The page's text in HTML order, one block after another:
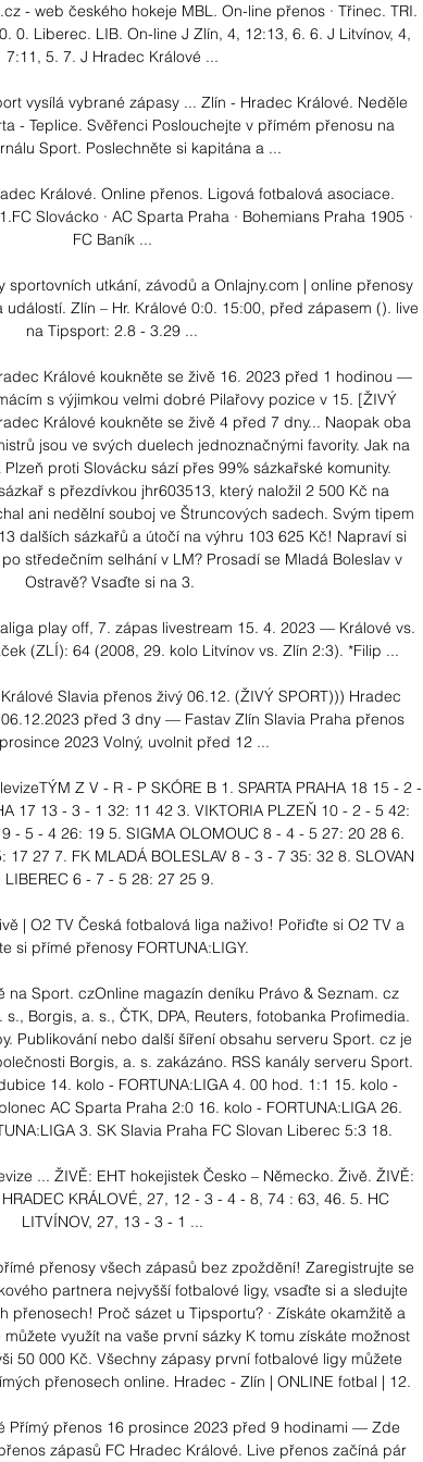
- web českého hokeje MBL. On-line přenos · Třinec. TRI.
0. Liberec. LIB. On-line J Zlín, 4, 12:13, 6. 6. J Litvínov, 4,
7:11, 5. 7. J Hradec Králové ...
vysílá vybrané zápasy ... Zlín - Hradec Králové. Neděle
- Teplice. Svěřenci Poslouchejte v přímém přenosu na
Sport. Poslechněte si kapitána a ...
Králové. Online přenos. Ligová fotbalová asociace.
Slovácko · AC Sparta Praha · Bohemians Praha 1905 ·
FC Baník ...
sportovních utkání, závodů a Onlajny.com | online přenosy
Zlín – Hr. Králové 0:0. 15:00, před zápasem (). live
na Tipsport: 2.8 - 3.29 ...
Králové koukněte se živě 16. 2023 před 1 hodinou —
s výjimkou velmi dobré Pilařovy pozice v 15. [ŽIVÝ
Králové koukněte se živě 4 před 7 dny... Naopak oba
jsou ve svých duelech jednoznačnými favority. Jak na
proti Slovácku sází přes 99% sázkařské komunity.
s přezdívkou jhr603513, který naložil 2 500 Kč na
ani nedělní souboj ve Štruncových sadech. Svým tipem
dalších sázkařů a útočí na výhru 103 625 Kč! Napraví si
středečním selhání v LM? Prosadí se Mladá Boleslav v
Ostravě? Vsaďte si na 3.
play off, 7. zápas livestream 15. 4. 2023 — Králové vs.
(ZLÍ): 64 (2008, 29. kolo Litvínov vs. Zlín 2:3). *Filip ...
Slavia přenos živý 06.12. (ŽIVÝ SPORT))) Hradec
před 3 dny — Fastav Zlín Slavia Praha přenos
2023 Volný, uvolnit před 12 ...
Z V - R - P SKÓRE B 1. SPARTA PRAHA 18 15 - 2 -
17 13 - 3 - 1 32: 11 42 3. VIKTORIA PLZEŇ 10 - 2 - 5 42:
- 5 - 4 26: 19 5. SIGMA OLOMOUC 8 - 4 - 5 27: 20 28 6.
17 27 7. FK MLADÁ BOLESLAV 8 - 3 - 7 35: 32 8. SLOVAN
LIBEREC 6 - 7 - 5 28: 27 25 9.
| O2 TV Česká fotbalová liga naživo! Pořiďte si O2 TV a
si přímé přenosy FORTUNA:LIGY.
na Sport. czOnline magazín deníku Právo & Seznam. cz
Borgis, a. s., ČTK, DPA, Reuters, fotobanka Profimedia.
Publikování nebo další šíření obsahu serveru Sport. cz je
Borgis, a. s. zakázáno. RSS kanály serveru Sport.
14. kolo - FORTUNA:LIGA 4. 00 hod. 1:1 15. kolo -
AC Sparta Praha 2:0 16. kolo - FORTUNA:LIGA 26.
3. SK Slavia Praha FC Slovan Liberec 5:3 18.
... ŽIVĚ: EHT hokejistek Česko – Německo. Živě. ŽIVĚ:
KRÁLOVÉ, 27, 12 - 3 - 4 - 8, 74 : 63, 46. 5. HC
LITVÍNOV, 27, 13 - 3 - 1 ...
přenosy všech zápasů bez zpoždění! Zaregistrujte se
partnera nejvyšší fotbalové ligy, vsaďte si a sledujte
přenosech! Proč sázet u Tipsportu? · Získáte okamžitě a
využít na vaše první sázky K tomu získáte možnost
50 000 Kč. Všechny zápasy první fotbalové ligy můžete
přenosech online. Hradec - Zlín | ONLINE fotbal | 12.
Přímý přenos 16 prosince 2023 před 9 hodinami — Zde
zápasů FC Hradec Králové. Live přenos začíná pár